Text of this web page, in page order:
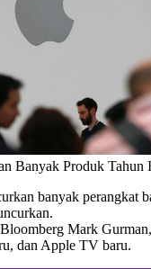
Banyak Produk Tahun
banyak perangkat
Mark
dan Apple TV baru.